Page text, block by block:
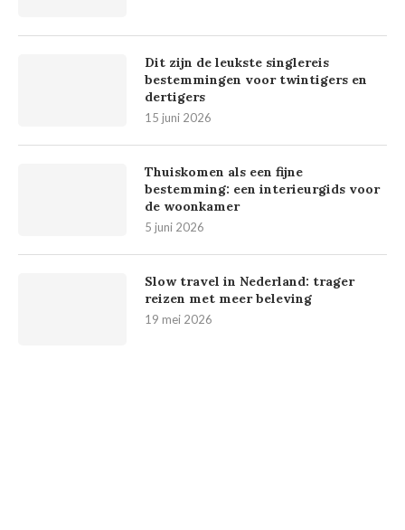
Dit zijn de leukste singlereis
bestemmingen voor twintigers en
dertigers
15 juni 2026
Thuiskomen als een fijne
bestemming: een interieurgids voor
de woonkamer
5 juni 2026
Slow travel in Nederland: trager
reizen met meer beleving
19 mei 2026